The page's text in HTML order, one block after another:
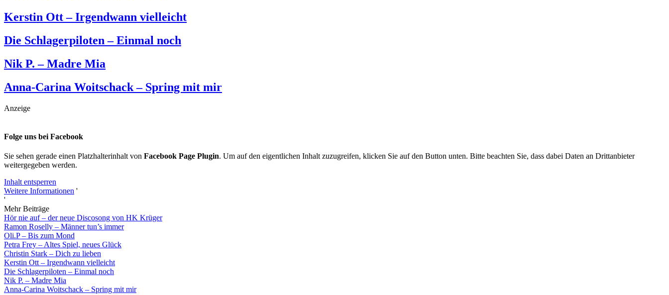
Kerstin Ott – Irgendwann vielleicht
Die Schlagerpiloten – Einmal noch
Nik P. – Madre Mia
Anna-Carina Woitschack – Spring mit mir
Anzeige
Folge uns bei Facebook
Sie sehen gerade einen Platzhalterinhalt von Facebook Page Plugin. Um auf den eigentlichen Inhalt zuzugreifen, klicken Sie auf den Button unten. Bitte beachten Sie, dass dabei Daten an Drittanbieter
weitergegeben werden.
Inhalt entsperren
Weitere Informationen '
'
Mehr Beiträge
Hör nie auf – der neue Discosong von HK Krüger
Ramon Roselly – Männer tun’s immer
Oli.P – Bis zum Mond
Petra Frey – Altes Spiel, neues Glück
Christin Stark – Dich zu lieben
Kerstin Ott – Irgendwann vielleicht
Die Schlagerpiloten – Einmal noch
Nik P. – Madre Mia
Anna-Carina Woitschack – Spring mit mir